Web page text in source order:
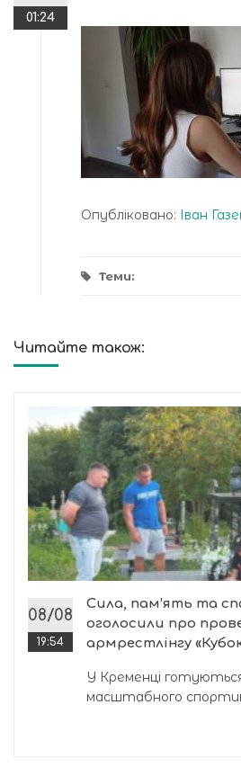
01:24
Опубліковано: Іван
Теми:
Читайте також:
08/08
19:54
Сила, пам’ять та
оголосили про
армрестлінгу
У Кременці
масштабного